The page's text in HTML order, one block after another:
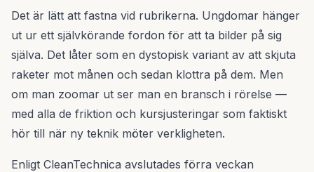
Det är lätt att fastna vid rubrikerna. Ungdomar hänger
ut ur ett självkörande fordon för att ta bilder på sig
själva. Det låter som en dystopisk variant av att skjuta
raketer mot månen och sedan klottra på dem. Men
om man zoomar ut ser man en bransch i rörelse —
med alla de friktion och kursjusteringar som faktiskt
hör till när ny teknik möter verkligheten.
Enligt CleanTechnica avslutades förra veckan